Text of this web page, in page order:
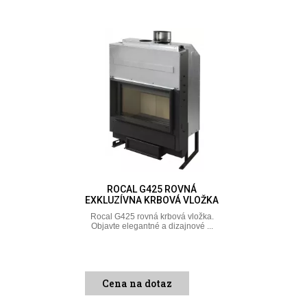
ROCAL G425 ROVNÁ
EXKLUZÍVNA KRBOVÁ VLOŽKA
Rocal G425 rovná krbová vložka.
Objavte elegantné a dizajnové ...
Cena na dotaz